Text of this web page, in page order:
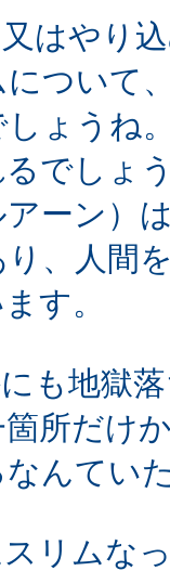
はやり
ついて
ょうね
でしょ
ーン）
、人間
す。
も地獄
所だけ
んてい
リムな